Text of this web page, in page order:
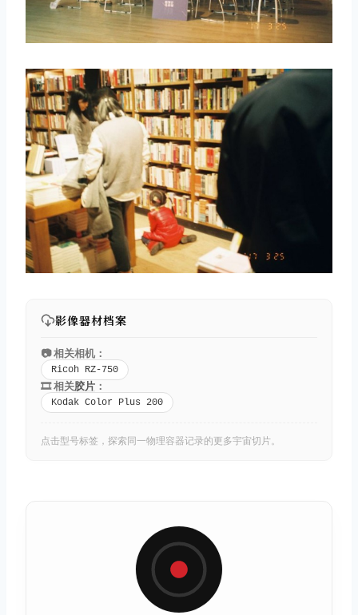
影像器材档案
📷 相关相机：
Ricoh RZ-750
🎞️ 相关胶片 ：
Kodak Color Plus 200
点击型号标签，探索同一物理容器记录的更多宇宙切片。